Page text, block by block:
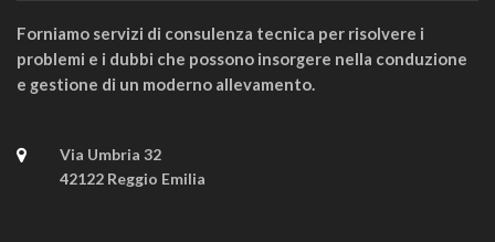
Forniamo servizi di consulenza tecnica per risolvere i
problemi e i dubbi che possono insorgere nella conduzione
e gestione di un moderno allevamento.
Via Umbria 32
42122 Reggio Emilia